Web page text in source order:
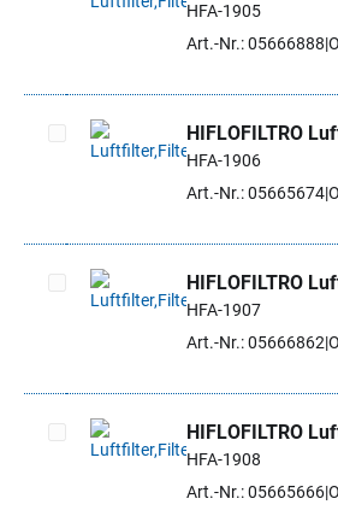
Artikel auswählen
HFA-1905
Art.-Nr.: 05666888
Artikel auswählen
HIFLOFILTRO
HFA-1906
Art.-Nr.: 05665674
Artikel auswählen
HIFLOFILTRO
HFA-1907
Art.-Nr.: 05666862
Artikel auswählen
HIFLOFILTRO
HFA-1908
Art.-Nr.: 05665666